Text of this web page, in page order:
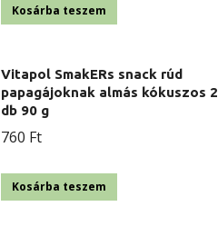
Kosárba teszem
Vitapol SmakERs snack rúd
papagájoknak almás kókuszos 2
db 90 g
760 Ft
Kosárba teszem